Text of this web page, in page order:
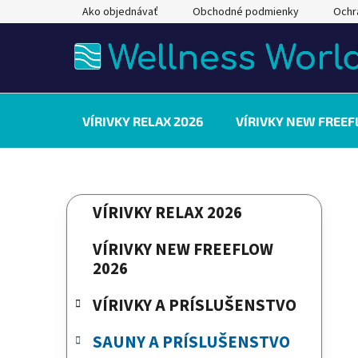
na
Ako objednávať Obchodné podmienky
VÍRIVKY RELAX 2026 VÍRIVKY NEW
B
p
n
Preskočiť
kategórie
K
r
e
VÍRIVKY RELAX 2026
VÍRIVKY NEW FREEFLOW
2026
VÍRIVKY A PRÍSLUŠENSTVO
SAUNY A PRÍSLUŠENSTVO